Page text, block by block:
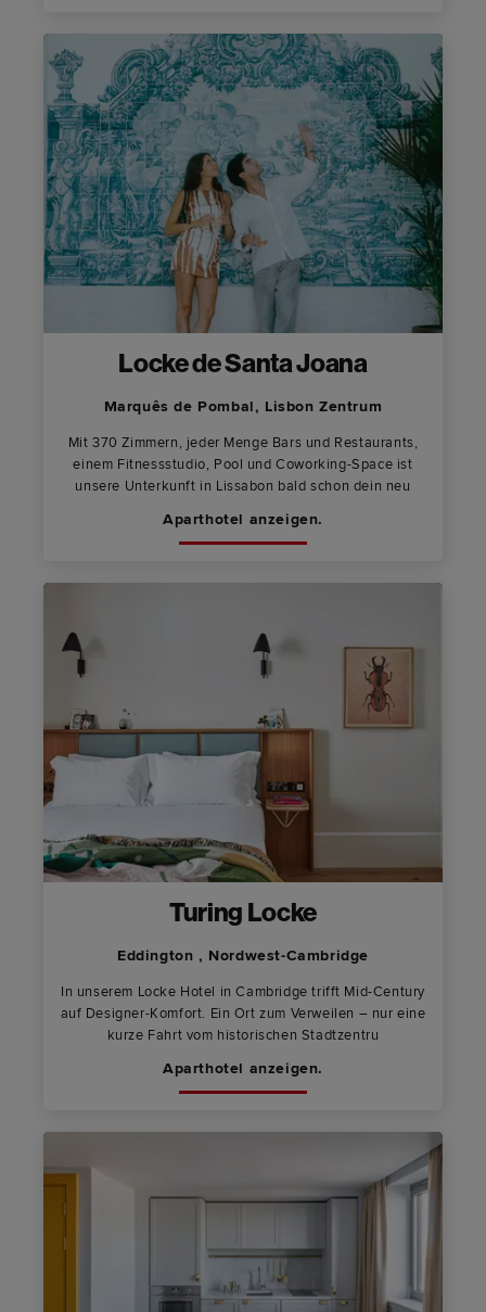
Locke de Santa Joana
Marquês de Pombal, Lisbon Zentrum
Mit 370 Zimmern, jeder Menge Bars und Restaurants,
einem Fitnessstudio, Pool und Coworking-Space ist
unsere Unterkunft in Lissabon bald schon dein neu
Aparthotel anzeigen.
Turing Locke
Eddington , Nordwest-Cambridge
In unserem Locke Hotel in Cambridge trifft Mid-Century
auf Designer-Komfort. Ein Ort zum Verweilen – nur eine
kurze Fahrt vom historischen Stadtzentru
Aparthotel anzeigen.